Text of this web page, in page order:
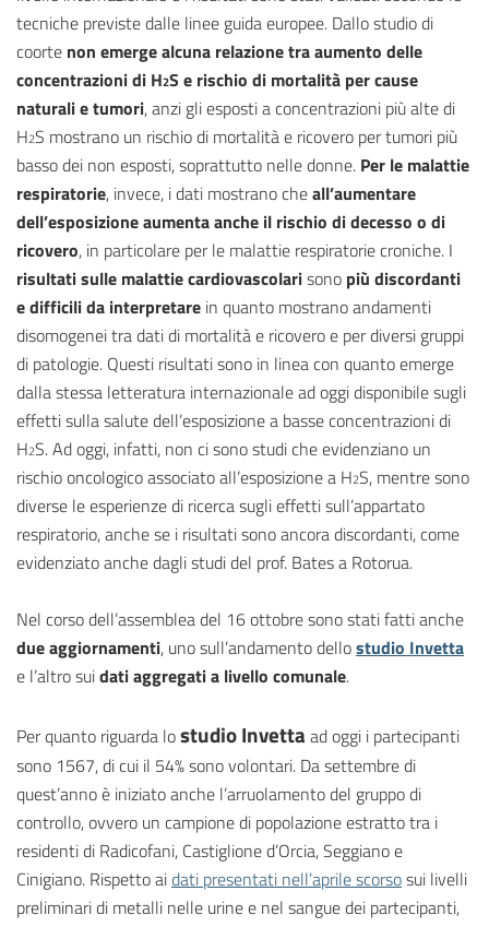
tecniche previste dalle linee guida europee. Dallo studio di
coorte non emerge alcuna relazione tra aumento delle
concentrazioni di H2S e rischio di mortalità per cause
naturali e tumori, anzi gli esposti a concentrazioni più alte di
H2S mostrano un rischio di mortalità e ricovero per tumori più
basso dei non esposti, soprattutto nelle donne. Per le malattie
respiratorie, invece, i dati mostrano cheall’aumentare
dell’esposizione aumenta anche il rischio di decesso o di
ricovero, in particolare per le malattie respiratorie croniche. I
risultati sulle malattie cardiovascolarisono più discordanti
e difficili da interpretare in quanto mostrano andamenti
disomogenei tra dati di mortalità e ricovero e per diversi gruppi
di patologie. Questi risultati sono in linea con quanto emerge
dalla stessa letteratura internazionale ad oggi disponibile sugli
effetti sulla salute dell’esposizione a basse concentrazioni di
H2S. Ad oggi, infatti, non ci sono studi che evidenziano un
rischio oncologico associato all’esposizione a H2S, mentre sono
diverse le esperienze di ricerca sugli effetti sull’appartato
respiratorio, anche se i risultati sono ancora discordanti, come
evidenziato anche dagli studi del prof. Bates a Rotorua.
Nel corso dell’assemblea del 16 ottobre sono stati fatti anche
due aggiornamenti, uno sull’andamento dellostudio Invetta
e l’altro suidati aggregati a livello comunale.
Per quanto riguarda lostudio Invetta ad oggi i partecipanti
sono 1567, di cui il 54% sono volontari. Da settembre di
quest’anno è iniziato anche l’arruolamento del gruppo di
controllo, ovvero un campione di popolazione estratto tra i
residenti di Radicofani, Castiglione d’Orcia, Seggiano e
Cinigiano. Rispetto aidati presentati nell’aprile scorsosui livelli
preliminari di metalli nelle urine e nel sangue dei partecipanti,